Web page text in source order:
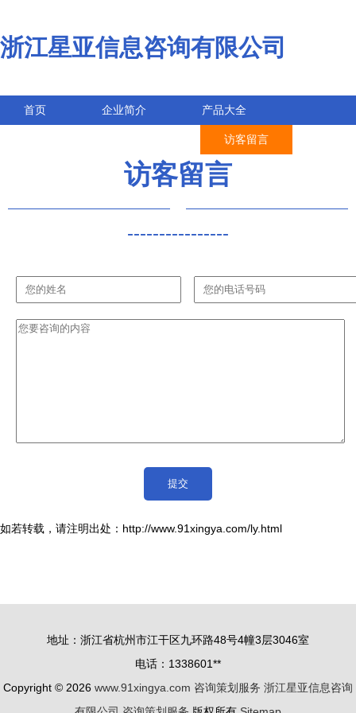
浙江星亚信息咨询有限公司
首页 企业简介 产品大全
访客留言
访客留言
----------------
如若转载，请注明出处：http://www.91xingya.com/ly.html
地址：浙江省杭州市江干区九环路48号4幢3层3046室
电话：1338601**
Copyright © 2026 www.91xingya.com 咨询策划服务 浙江星亚信息咨询